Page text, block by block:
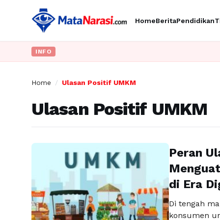
HomeBeritaPendidikan
INFO
Home / Ulasan Positif UMKM
Ulasan Positif UMKM
Peran
di Era
Di tengah
konsumen